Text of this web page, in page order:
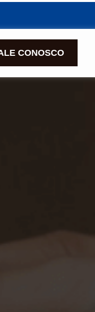
CONOSCO